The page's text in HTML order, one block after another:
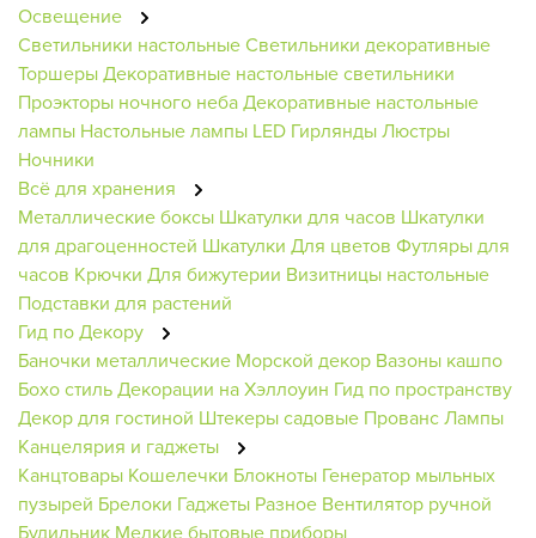
Освещение
Светильники настольныеСветильники декоративные
ТоршерыДекоративные настольные светильники
Проэкторы ночного небаДекоративные настольные
лампы Настольные лампы LED ГирляндыЛюстры
Ночники
Всё для хранения
Металлические боксы Шкатулки для часов Шкатулки
для драгоценностей Шкатулки Для цветов Футляры для
часов Крючки Для бижутерии Визитницы настольные
Подставки для растений
Гид по Декору
Баночки металлические Морской декор Вазоны кашпо
Бохо стильДекорации на Хэллоуин Гид по пространству
Декор для гостиной Штекеры садовые ПровансЛампы
Канцелярия и гаджеты
Канцтовары Кошелечки Блокноты Генератор мыльных
пузырей Брелоки Гаджеты Разное Вентилятор ручной
Будильник Мелкие бытовые приборы